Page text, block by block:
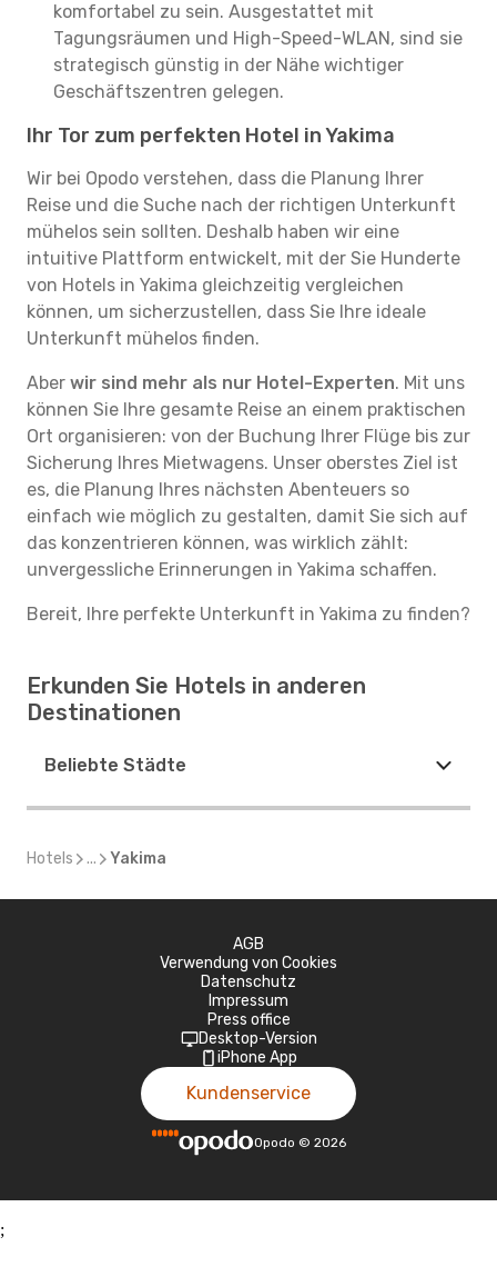
komfortabel zu sein. Ausgestattet mit
Tagungsräumen und High-Speed-WLAN, sind sie
strategisch günstig in der Nähe wichtiger
Geschäftszentren gelegen.
Ihr Tor zum perfekten Hotel in Yakima
Wir bei Opodo verstehen, dass die Planung Ihrer
Reise und die Suche nach der richtigen Unterkunft
mühelos sein sollten. Deshalb haben wir eine
intuitive Plattform entwickelt, mit der Sie Hunderte
von Hotels in Yakima gleichzeitig vergleichen
können, um sicherzustellen, dass Sie Ihre ideale
Unterkunft mühelos finden.
Aber wir sind mehr als nur Hotel-Experten. Mit uns
können Sie Ihre gesamte Reise an einem praktischen
Ort organisieren: von der Buchung Ihrer Flüge bis zur
Sicherung Ihres Mietwagens. Unser oberstes Ziel ist
es, die Planung Ihres nächsten Abenteuers so
einfach wie möglich zu gestalten, damit Sie sich auf
das konzentrieren können, was wirklich zählt:
unvergessliche Erinnerungen in Yakima schaffen.
Bereit, Ihre perfekte Unterkunft in Yakima zu finden?
Erkunden Sie Hotels in anderen
Destinationen
Beliebte Städte
Hotels ... Yakima
AGB
Verwendung von Cookies
Datenschutz
Impressum
Press office
Desktop-Version
iPhone App
Kundenservice
Opodo © 2026
;